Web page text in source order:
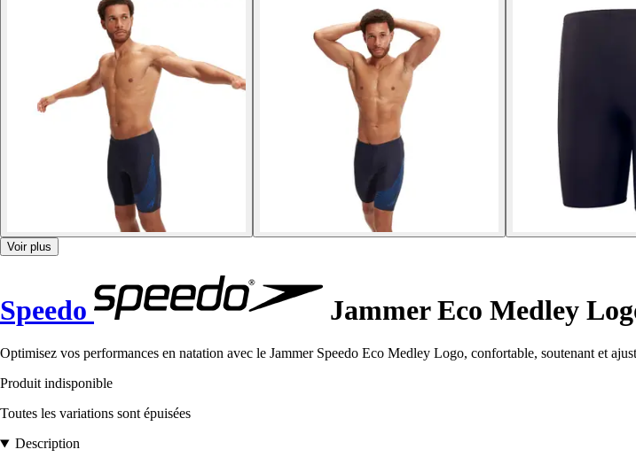
Voir plus
Speedo Jammer Eco Medley
Optimisez vos performances en natation avec le Jammer Speedo Eco Medley Logo, confortable, soutenant et
Produit indisponible
Toutes les variations sont épuisées
Description